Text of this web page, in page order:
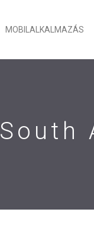
MOBILALKALMAZÁS
South